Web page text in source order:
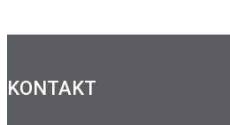
KONTAKT